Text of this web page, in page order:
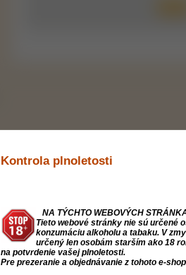
Kontrola plnoletosti
NA TÝCHTO WEBOVÝCH
Tieto webové stránky nie sú určené
konzumáciu alkoholu a tabaku. V
určený len osobám starším ako 18
na potvrdenie vašej plnoletosti.
Pre prezeranie a objednávanie z tohoto e-